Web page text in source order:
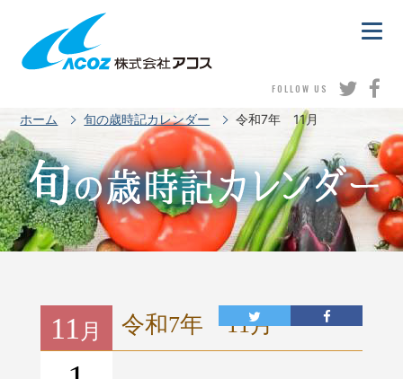
FOLLOW US
ホーム 旬の歳時記カレンダー 令和7年 11月
11 月 令和7年 11月